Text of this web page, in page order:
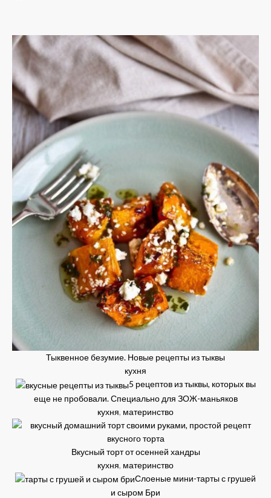
Тыквенное безумие. Новые рецепты из тыквы
кухня
5 рецептов из тыквы, которых вы
еще не пробовали. Специально для ЗОЖ-маньяков
кухня, материнство
Вкусный торт от осенней хандры
кухня, материнство
Слоеные мини-тарты с грушей
и сыром Бри